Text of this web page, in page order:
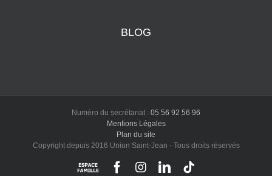
BLOG
Numéro du secrétariat : 05 56 92 56 96
Mentions Légales
Plan du site
Copyright depuis 2016 Union Saint-Jean - Tous droits réservés
Portail
Facebook
Instagram
LinkedIn
Tiktok